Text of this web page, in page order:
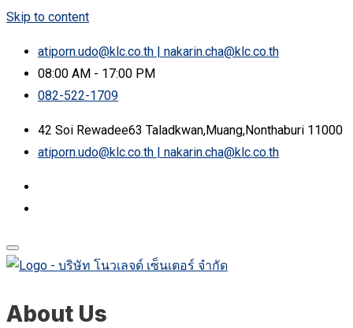
Skip to content
atiporn.udo@klc.co.th | nakarin.cha@klc.co.th
08:00 AM - 17:00 PM
082-522-1709
42 Soi Rewadee63 Taladkwan,Muang,Nonthaburi 11000
atiporn.udo@klc.co.th | nakarin.cha@klc.co.th
About Us